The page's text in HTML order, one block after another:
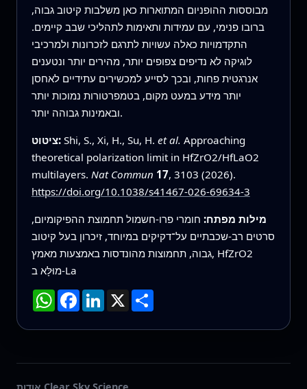
מבוססות ההופניום המתוארות כאן משלבות קיטוב גבוה,
ברובו פנימי, עם עמידות ותאימות לתהליכי שבב קיימים.
התקדמויות כאלה עשויות לתרגם לזכרונות ולמרכיבי
לוגיקה לא נדיפים צפופים יותר, מהירים יותר ונטענים
אנרגטית פחות, ובכך לסייע למכשירים עתידיים לאחסן
יותר מידע במעט מקום, בטמפרטורות נמוכות יותר
ובאמינות גבוהה יותר.
ציטוט: Shi, S., Xi, H., Su, H. et al. Approaching
theoretical polarization limit in HfZrO2/HfLaO2
multilayers. Nat Commun 17, 3103 (2026).
https://doi.org/10.1038/s41467-026-69634-3
מילות מפתח: חומרי פרו‑חשמול תחמוצת ההפיקומיום,
סרטים רב‑שכבתיים על־דקיקים במיוחד, זיכרון בעל קיטוב
גבוה, תחמוצות מהונדסות באמצעות מאמץ, HfZrO2
מוּלָּא ב‑La
WhatsApp
Facebook
LinkedIn
X שתף